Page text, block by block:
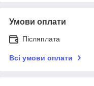
Умови оплати
Післяплата
Всі умови оплати